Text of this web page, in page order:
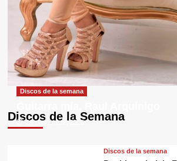
Discos de la Semana
Discos de la semana
29 septiembre, 2025
Discos de la semana